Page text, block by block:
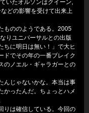
いたオルソンはクイーン,
どの影響を受けて出来上
もののようである。2005
りユニバーサルとの出版
ちに明日は無い！」で大ヒ
ドでその年の一番ブレイク
のノエル・ギャラガーとの
んじゃないかな。本当は事
かったんだ。ちょっとハメ
りは確信している。今回の